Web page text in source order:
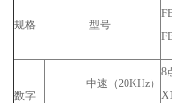
规格 型号
数字
中速（20KHz）
8